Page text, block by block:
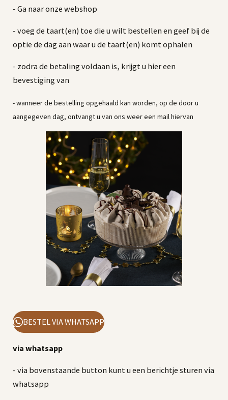
- Ga naar onze webshop
- voeg de taart(en) toe die u wilt bestellen en geef bij de
optie de dag aan waar u de taart(en) komt ophalen
- zodra de betaling voldaan is, krijgt u hier een
bevestiging van
- wanneer de bestelling opgehaald kan worden, op de door u
aangegeven dag, ontvangt u van ons weer een mail hiervan
BESTEL VIA WHATSAPP
via whatsapp
- via bovenstaande button kunt u een berichtje sturen via
whatsapp